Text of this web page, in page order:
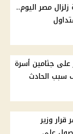
مصر اليوم..
على جثامين أسرة
سبب الحادث
قرار وزير